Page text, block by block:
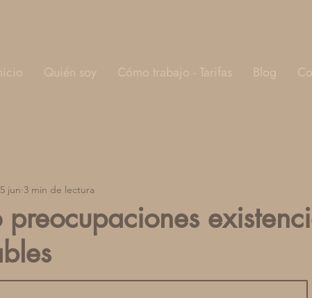
Quién soy Cómo trabajo - Tarifas Blog
preocupaciones
5 jun 3 min de lectura